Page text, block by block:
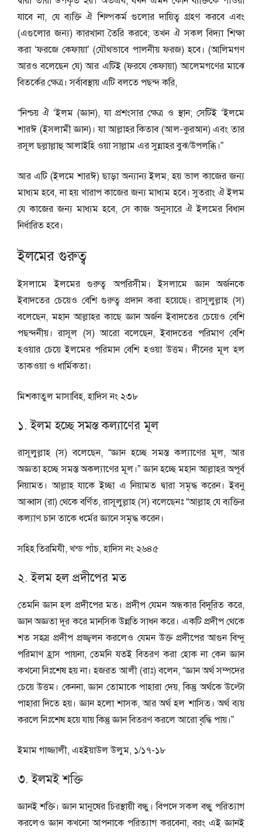
যাবে না, যে ব্যক্তি ঐ শিল্পকর্ম গুলোর দায়িত্ব গ্রহণ করবে এবং
(এগুলোর জন্য) কারখানা তৈরি করবে; তখন ঐ সকল বিদ্যা শিক্ষা
করা ‘ফরজে কেফায়া’ (যৌথভাবে পালনীয় ফরজ) হবে। (আলিমগণ
আরও বলেছেন যে) আর এটিই (ফরযে কেফায়া) আলেমগণের মাঝে
বিতর্কের ক্ষেত্র। সর্বাবস্থায় এটি বলতে পছন্দ করি,
“নিশ্চয় ঐ ‘ইলম (জ্ঞান), যা প্রশংসার ক্ষেত্র ও স্থান; সেটিই ‘ইলমে
শারঈ (ইসলামী জ্ঞান)। যা আল্লাহর কিতাব (আল-কুরআন) এবং তার
রসূল ছল্লাল্লাহু আলাইহি ওয়া সাল্লাম এর সুন্নাহর বুঝ/উপলব্ধি।”
আর এটি (ইলমে শারঈ) ছাড়া অন্যান্য ইলম, হয় ভাল কাজের জন্য
মাধ্যম হবে, না হয় খারাপ কাজের জন্য মাধ্যম হবে। সুতরাং ঐ ইলম
যে কাজের জন্য মাধ্যম হবে, সে কাজ অনুসারে ঐ ইলমের বিধান
নির্ধারিত হবে।
ইলমের গুরুত্ব
ইসলামে ইলমের গুরুত্ব অপরিসীম। ইসলামে জ্ঞান অর্জনকে
ইবাদতের চেয়েও বেশি গুরুত্ব প্রদান করা হয়েছে। রাসূলুল্লাহ (স)
বলেছেন, মহান আল্লাহর কাছে জ্ঞান অর্জন ইবাদতের চেয়েও বেশি
পছন্দনীয়। রাসূল (স) আরো বলেছেন, ইবাদতের পরিমাণ বেশি
হওয়ার চেয়ে ইলমের পরিমান বেশি হওয়া উত্তম। দীনের মূল হল
তাকওয়া ও ধার্মিকতা।
মিশকাতুল মাসাবিহ, হাদিস নং ২৩৮
১. ইলম হচ্ছে সমস্ত কল্যাণের মূল
রাসূলুল্লাহ (স) বলেছেন, “জ্ঞান হচ্ছে সমস্ত কল্যাণের মূল, আর
অজ্ঞতা হচ্ছে সমস্ত অকল্যাণের মূল।” জ্ঞান হচ্ছে মহান আল্লাহর অপূর্ব
নিয়ামত। আল্লাহ যাকে ইচ্ছা এ নিয়ামত দ্বারা সমৃদ্ধ করেন। ইবনু
আব্বাস (রা) থেকে বর্ণিত, রাসূলুল্লাহ (স) বলেছেনঃ “আল্লাহ যে ব্যক্তির
কল্যাণ চান তাকে ধর্মের জ্ঞানে সমৃদ্ধ করেন।
সহিহ তিরমিযী, খন্ড পাঁচ, হাদিস নং ২৬৪৫
২. ইলম হল প্রদীপের মত
তেমনি জ্ঞান হল প্রদীপের মত। প্রদীপ যেমন অন্ধকার বিদূরিত করে,
জ্ঞান অজ্ঞতা দূর করে মানসিক উন্নতি সাধন করে। একটি প্রদীপ থেকে
শত সহস্র প্রদীপ প্রজ্জ্বলন করলেও যেমন উক্ত প্রদীপের আগুন বিন্দু
পরিমাণ হ্রাস পায়না, তেমনি যতই বিতরণ করা হোক না কেন জ্ঞান
কখনো নিঃশেষ হয় না। হজরত আলী (রাঃ) বলেন, “জ্ঞান অর্থ সম্পদের
চেয়ে উত্তম। কেননা, জ্ঞান তোমাকে পাহারা দেয়, কিন্তু অর্থকে উল্টো
পাহারা দিতে হয়। জ্ঞান হলো শাসক, আর অর্থ হল শাসিত। অর্থ ব্যয়
করলে নিঃশেষ হয়ে যায় কিন্তু জ্ঞান বিতরণ করলে আরো বৃদ্ধি পায়।”
ইমাম গাজ্জালী, এহইয়াউল উলুম, ১/১৭-১৮
৩. ইলমই শক্তি
জ্ঞানই শক্তি। জ্ঞান মানুষের চিরস্থায়ী বন্ধু। বিপদে সকল বন্ধু পরিত্যাগ
করলেও জ্ঞান কখনো আপনাকে পরিত্যাগ করবেনা, বরং এই জ্ঞানই